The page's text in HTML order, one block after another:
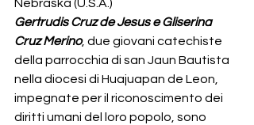
Nebraska (U.S.A.)
Gertrudis Cruz de Jesus e Gliserina
Cruz Merino, due giovani catechiste
della parrocchia di san Jaun Bautista
nella diocesi di Huajuapan de Leon,
impegnate per il riconoscimento dei
diritti umani del loro popolo, sono